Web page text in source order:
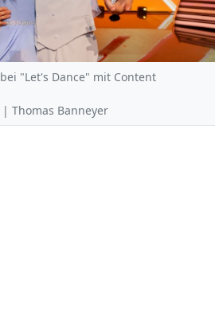
"Let's Dance" mit Content
Thomas Banneyer